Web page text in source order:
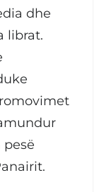
dhe
librat.